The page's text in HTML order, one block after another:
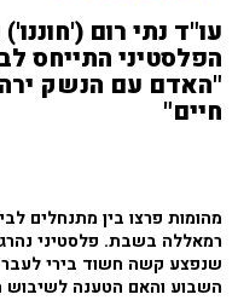
עו"ד נתי רום
הפלסטיני התייחס
"האדם עם הנשק ירה
חיים"
מהומות פרצו בין מתנחלים
רמאללה בשבת. פלסטיני
שנפצע קשה חשוד בירי
השבוע והאם הטענה לשיבוש